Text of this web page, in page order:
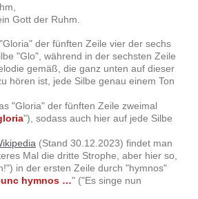
Gott der Ruhm.
der fünften Zeile vier der sechs
"Glo", während in der sechsten Zeile
gemäß, die ganz unten auf dieser
hören ist, jede Silbe genau einem Ton
"Gloria" der fünften Zeile zweimal
"), sodass auch hier auf jede Silbe
(Stand 30.12.2023) findet man
Mal die dritte Strophe, aber hier so,
in der ersten Zeile durch "hymnos"
hymnos …" ("Es singe nun